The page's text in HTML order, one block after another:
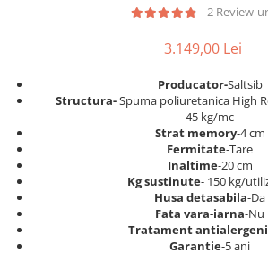
Saltele 180x200
Top saltele
Top saltele 5 cm
Top saltele 10 cm
Top saltele memory 5 cm
Top saltele MemoHR 6.5 cm
Saltele ieftine
Birouri
Scaune pentru vizitatori
Scaune manager
Mese bucatarie
Scaune pentru bucatarie
2 Review-
3.149,00 Lei
Producator-Saltsib
Structura-Spuma poliuretanica High
45 kg/mc
Strat memory-4 cm
Fermitate-Tare
Inaltime-20 cm
Kg sustinute- 150 kg/
Husa detasabila-Da
Fata vara-iarna-Nu
Tratament
Garantie-5 ani